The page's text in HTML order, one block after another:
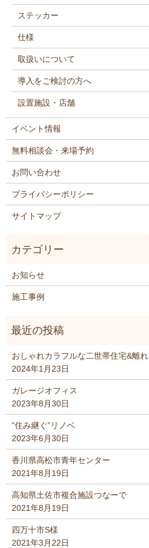
ステッカー
仕様
取扱いについて
導入をご検討の方へ
設置施設・店舗
イベント情報
無料相談会・来場予約
お問い合わせ
プライバシーポリシー
サイトマップ
お知らせ
施工事例
おしゃれカラフルな二世帯住宅&離れ
2024年1月23日
ガレージオフィス
2023年8月30日
“住み継ぐ”リノベ
2023年6月30日
香川県高松市青年センター
2021年8月19日
高知県土佐市複合施設つなーで
2021年8月19日
四万十市S様
2021年3月22日